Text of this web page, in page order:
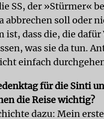
SS, der »Stürmer«
abbrechen soll oder
ist, dass die, die
was sie da tun.
einfach
für die Sinti
die Reise wichtig?
dazu: Mein